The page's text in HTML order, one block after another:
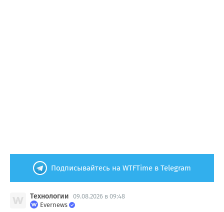
Подписывайтесь на WTFTime в Telegram
Технологии 09.08.2026 в 09:48
Evernews